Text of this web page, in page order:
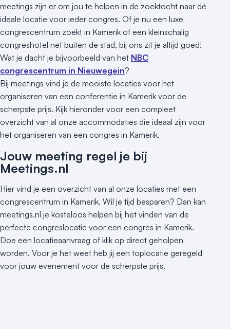
meetings zijn er om jou te helpen in de zoektocht naar dé
ideale locatie voor ieder congres. Of je nu een luxe
congrescentrum zoekt in Kamerik of een kleinschalig
congreshotel net buiten de stad, bij ons zit je altijd goed!
Wat je dacht je bijvoorbeeld van het NBC
congrescentrum in Nieuwegein?
Bij meetings vind je de mooiste locaties voor het
organiseren van een conferentie in Kamerik voor de
scherpste prijs. Kijk hieronder voor een compleet
overzicht van al onze accommodaties die ideaal zijn voor
het organiseren van een congres in Kamerik.
Jouw meeting regel je bij
Meetings.nl
Hier vind je een overzicht van al onze locaties met een
congrescentrum in Kamerik. Wil je tijd besparen? Dan kan
meetings.nl je kosteloos helpen bij het vinden van de
perfecte congreslocatie voor een congres in Kamerik.
Doe een locatieaanvraag of klik op direct geholpen
worden. Voor je het weet heb jij een toplocatie geregeld
voor jouw evenement voor de scherpste prijs.